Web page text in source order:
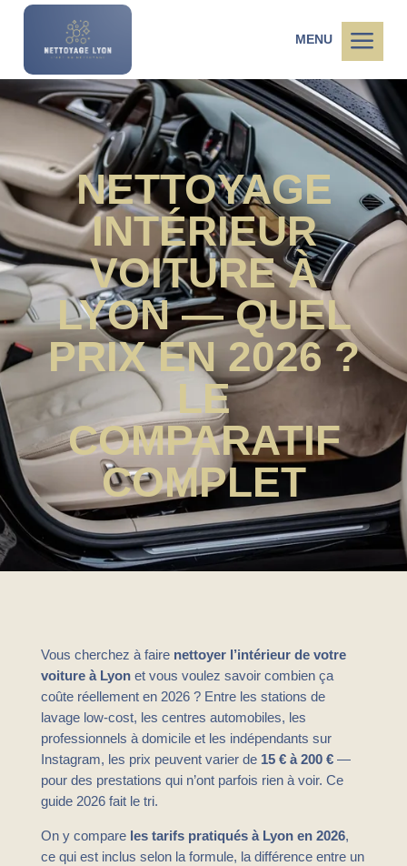
MENU a
NETTOYAGE
INTÉRIEUR
VOITURE À
LYON — QUEL
PRIX EN 2026 ?
LE
COMPARATIF
COMPLET
Vous cherchez à faire nettoyer l’intérieur de votre
voiture à Lyonet vous voulez savoir combien ça
coûte réellement en 2026 ? Entre les stations de
lavage low-cost, les centres automobiles, les
professionnels à domicile et les indépendants sur
Instagram, les prix peuvent varier de 15 € à 200 €—
pour des prestations qui n’ont parfois rien à voir. Ce
guide 2026 fait le tri.
On y compare les tarifs pratiqués à Lyon en 2026,
ce qui est inclus selon la formule, la différence entre un